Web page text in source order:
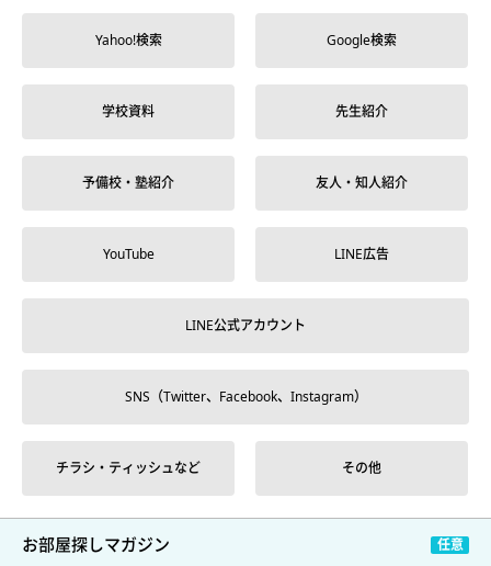
Yahoo!検索 Google検索
学校資料 先生紹介
予備校・塾紹介 友人・知人紹介
YouTube LINE広告
LINE公式アカウント
SNS（Twitter、Facebook、Instagram）
チラシ・ティッシュなど その他
お部屋探しマガジン